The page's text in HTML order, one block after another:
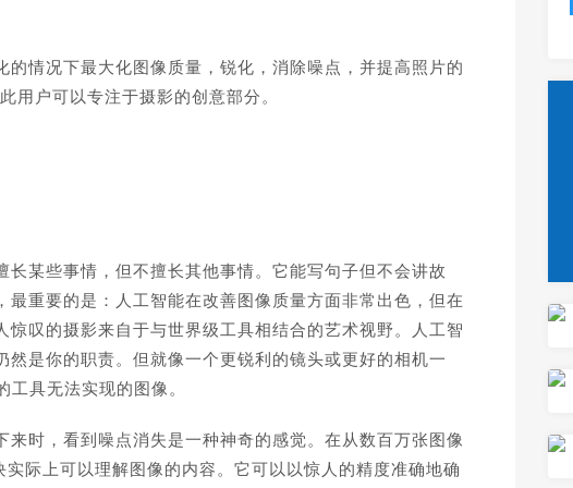
情况下最大化图像质量，锐化，消除噪点，并提高照片的
用户可以专注于摄影的创意部分。
某些事情，但不擅长其他事情。它能写句子但不会讲故
重要的是：人工智能在改善图像质量方面非常出色，但在
叹的摄影来自于与世界级工具相结合的艺术视野。人工智
是你的职责。但就像一个更锐利的镜头或更好的相机一
具无法实现的图像。
时，看到噪点消失是一种神奇的感觉。在从数百万张图像
际上可以理解图像的内容。它可以以惊人的精度准确地确